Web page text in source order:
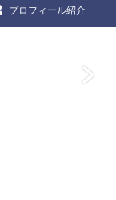
プロフィール紹介